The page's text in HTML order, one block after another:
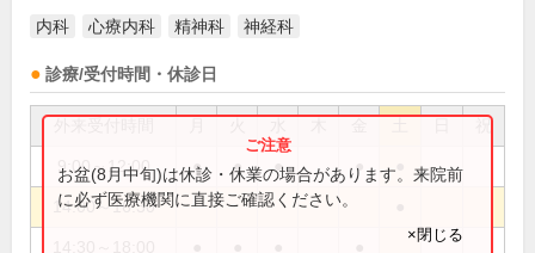
内科 心療内科 精神科 神経科
診療/受付時間・休診日
祝
9:00～12:00 ● ● ● ●
14:00～16:30
お盆(8月中旬)は休診・休業の場合があります。来院前
に必ず医療機関に直接ご確認ください。
×閉じる